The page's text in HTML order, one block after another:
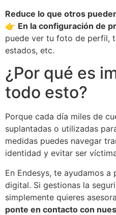
Reduce lo que otros
👉 En la configuración de
puede ver tu foto de perfil,
estados, etc.
¿Por qué es
todo esto?
Porque cada día miles de
suplantadas o utilizadas
medidas puedes navegar
identidad y evitar ser
En Endesys, te ayudamos
digital. Si gestionas la
simplemente quieres
ponte en contacto con